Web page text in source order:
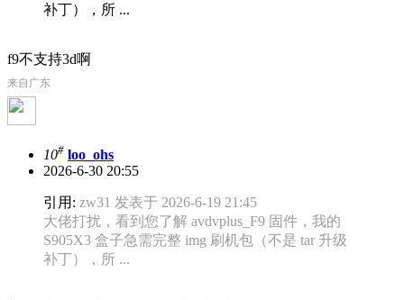
补丁），所 ...
f9不支持3d啊
来自广东
10# loo_ohs
2026-6-30 20:55
引用: zw31 发表于 2026-6-19 21:45
大佬打扰，看到您了解 avdvplus_F9 固件，我的
S905X3 盒子急需完整 img 刷机包（不是 tar 升级
补丁），所 ...